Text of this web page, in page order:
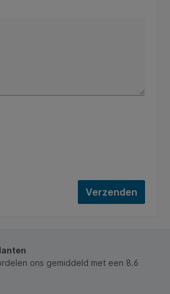
Verzenden
ons gemiddeld met een 8.6